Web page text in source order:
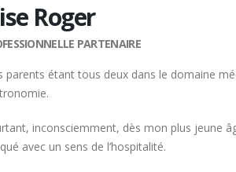
Roger
PARTENAIRE
parents étant tous deux dans le domaine
inconsciemment, dès mon plus jeune
avec un sens de l’hospitalité.